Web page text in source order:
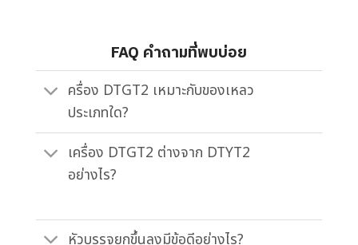
FAQ คำถามที่พบบ่อย
ครื่อง DTGT2 เหมาะกับของเหลว
ประเภทใด?
เครื่อง DTGT2 ต่างจาก DTYT2
อย่างไร?
หัวบรรจุยกขึ้นลงมีข้อดีอย่างไร?